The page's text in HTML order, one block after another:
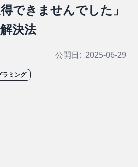
できませんでした」
決法
公開日: 2025-06-29
ラミング